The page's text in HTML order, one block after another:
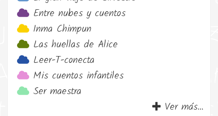
Entre nubes y cuentos
Inma Chimpun
Las huellas de Alice
Leer-T-conecta
Mis cuentos infantiles
Ser maestra
Ver más...